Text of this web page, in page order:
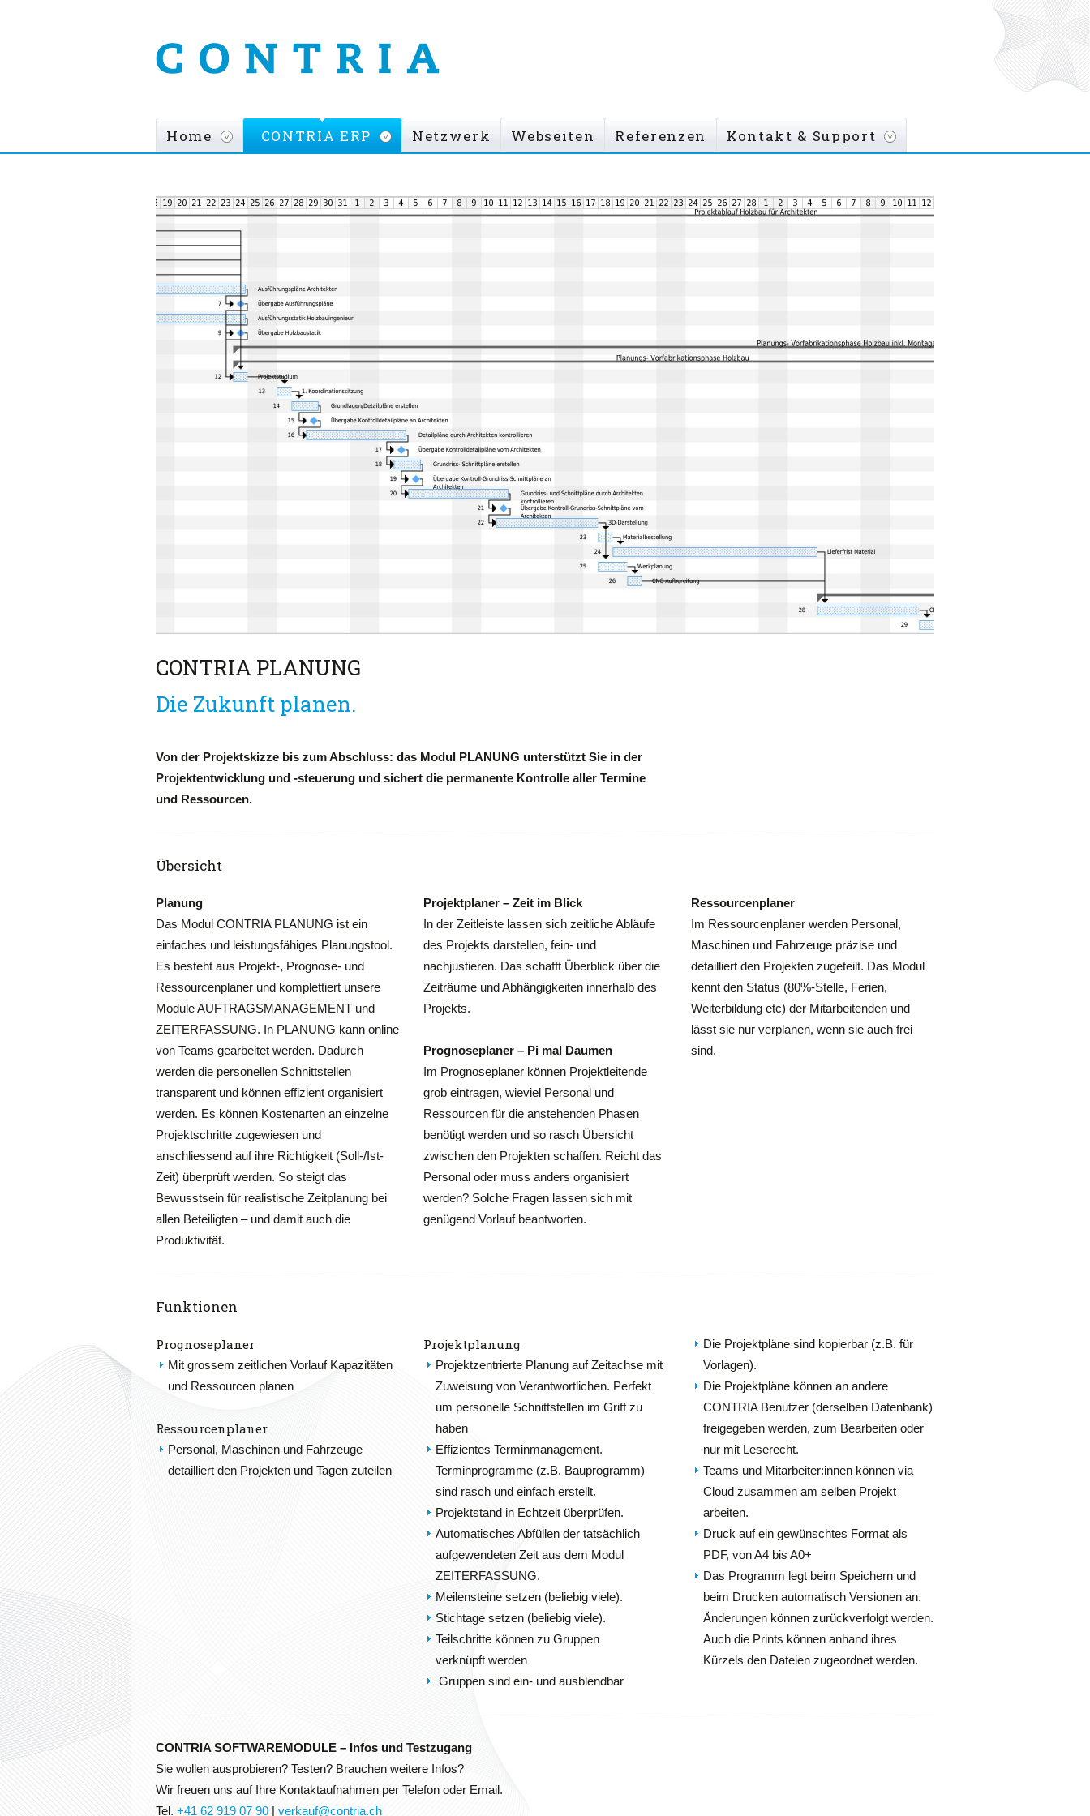
Home CONTRIA ERP Netzwerk Webseiten Referenzen Kontakt & Support
CONTRIA PLANUNG
Die Zukunft planen.
Von der Projektskizze bis zum Abschluss: das Modul PLANUNG unterstützt Sie in der
Projektentwicklung und -steuerung und sichert die permanente Kontrolle aller Termine
und Ressourcen.
Übersicht
Planung
Das Modul CONTRIA PLANUNG ist ein
einfaches und leistungsfähiges Planungstool.
Es besteht aus Projekt-, Prognose- und
Ressourcenplaner und komplettiert unsere
Module AUFTRAGSMANAGEMENT und
ZEITERFASSUNG. In PLANUNG kann online
von Teams gearbeitet werden. Dadurch
werden die personellen Schnittstellen
transparent und können effizient organisiert
werden. Es können Kostenarten an einzelne
Projektschritte zugewiesen und
anschliessend auf ihre Richtigkeit (Soll-/Ist-
Zeit) überprüft werden. So steigt das
Bewusstsein für realistische Zeitplanung bei
allen Beteiligten – und damit auch die
Produktivität.
Projektplaner – Zeit im Blick
In der Zeitleiste lassen sich zeitliche Abläufe
des Projekts darstellen, fein- und
nachjustieren. Das schafft Überblick über die
Zeiträume und Abhängigkeiten innerhalb des
Projekts.
Prognoseplaner – Pi mal Daumen
Im Prognoseplaner können Projektleitende
grob eintragen, wieviel Personal und
Ressourcen für die anstehenden Phasen
benötigt werden und so rasch Übersicht
zwischen den Projekten schaffen. Reicht das
Personal oder muss anders organisiert
werden? Solche Fragen lassen sich mit
genügend Vorlauf beantworten.
Ressourcenplaner
Im Ressourcenplaner werden Personal,
Maschinen und Fahrzeuge präzise und
detailliert den Projekten zugeteilt. Das Modul
kennt den Status (80%-Stelle, Ferien,
Weiterbildung etc) der Mitarbeitenden und
lässt sie nur verplanen, wenn sie auch frei
sind.
Funktionen
Prognoseplaner
Mit grossem zeitlichen Vorlauf Kapazitäten
und Ressourcen planen
Ressourcenplaner
Personal, Maschinen und Fahrzeuge
detailliert den Projekten und Tagen zuteilen
Projektplanung
Projektzentrierte Planung auf Zeitachse mit
Zuweisung von Verantwortlichen. Perfekt
um personelle Schnittstellen im Griff zu
haben
Effizientes Terminmanagement.
Terminprogramme (z.B. Bauprogramm)
sind rasch und einfach erstellt.
Projektstand in Echtzeit überprüfen.
Automatisches Abfüllen der tatsächlich
aufgewendeten Zeit aus dem Modul
ZEITERFASSUNG.
Meilensteine setzen (beliebig viele).
Stichtage setzen (beliebig viele).
Teilschritte können zu Gruppen
verknüpft werden
Gruppen sind ein- und ausblendbar
Die Projektpläne sind kopierbar (z.B. für
Vorlagen).
Die Projektpläne können an andere
CONTRIA Benutzer (derselben Datenbank)
freigegeben werden, zum Bearbeiten oder
nur mit Leserecht.
Teams und Mitarbeiter:innen können via
Cloud zusammen am selben Projekt
arbeiten.
Druck auf ein gewünschtes Format als
PDF, von A4 bis A0+
Das Programm legt beim Speichern und
beim Drucken automatisch Versionen an.
Änderungen können zurückverfolgt werden.
Auch die Prints können anhand ihres
Kürzels den Dateien zugeordnet werden.
CONTRIA SOFTWAREMODULE – Infos und Testzugang
Sie wollen ausprobieren? Testen? Brauchen weitere Infos?
Wir freuen uns auf Ihre Kontaktaufnahmen per Telefon oder Email.
Tel. +41 62 919 07 90 | verkauf@contria.ch